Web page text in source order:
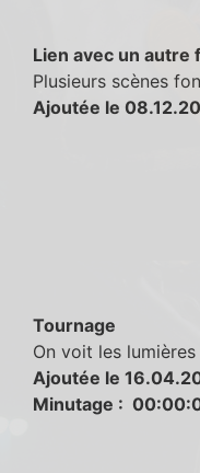
Lien avec un autre
Plusieurs scènes
Ajoutée le
Tournage
On voit les
Ajoutée le
Minutage :